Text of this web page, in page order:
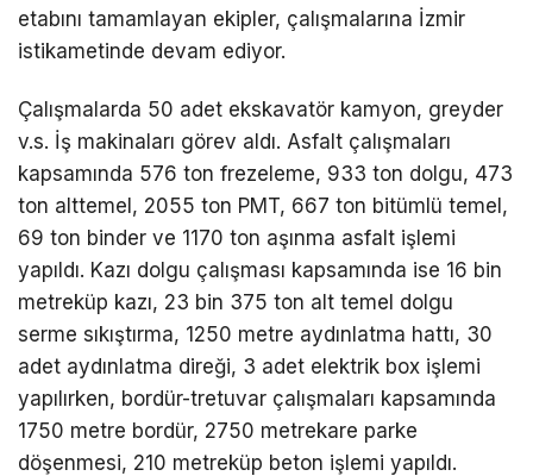
etabını tamamlayan ekipler, çalışmalarına İzmir
istikametinde devam ediyor.
Çalışmalarda 50 adet ekskavatör kamyon, greyder
v.s. İş makinaları görev aldı. Asfalt çalışmaları
kapsamında 576 ton frezeleme, 933 ton dolgu, 473
ton alttemel, 2055 ton PMT, 667 ton bitümlü temel,
69 ton binder ve 1170 ton aşınma asfalt işlemi
yapıldı. Kazı dolgu çalışması kapsamında ise 16 bin
metreküp kazı, 23 bin 375 ton alt temel dolgu
serme sıkıştırma, 1250 metre aydınlatma hattı, 30
adet aydınlatma direği, 3 adet elektrik box işlemi
yapılırken, bordür-tretuvar çalışmaları kapsamında
1750 metre bordür, 2750 metrekare parke
döşenmesi, 210 metreküp beton işlemi yapıldı.